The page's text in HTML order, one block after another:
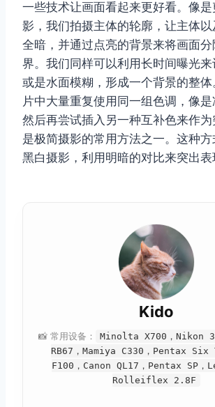
一些技术让画面看起来更好看。像
影，我们拍摄主体的轮廓，让主体
全暗，并通过点亮的背景来将画面
界。我们同样可以利用长时间曝光
或是水面模糊，形成一个背景的整
片中大量重复使用同一组色调，像是
然后再尝试插入另一种互补色来作
是极简摄影的常用方法之一。这种
黑白摄影，利用明暗的对比来突出表
Kido
📸 常用设备：
Minolta X700，Nikon
RB67，Mamiya C330，Pentax Six
F100，Canon QL17，Pentax SP，
Rolleiflex 2.8F